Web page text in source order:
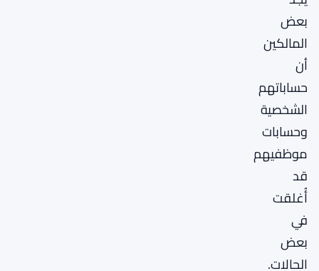
بعض
المالكين
أن
حساباتهم
الشخصية
وحسابات
موظفيهم
قد
أُغلقت
في
بعض
الحالات.